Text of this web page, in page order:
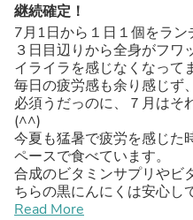
継続確定！
7月1日から１日１個をラン
３日目辺りから全身がフワ
イライラを感じなくなって
毎日の疲労感も余り感じず
必須うだっのに、７月はそ
(^^)
今夏も猛暑で疲労を感じた
ペースで食べています。
合成のビタミンサプリやビ
ちらの黒にんにくは安心し
４年前に大手術をしてその
Read More